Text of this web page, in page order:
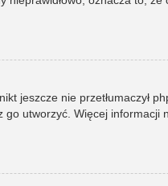
jeszcze nie przetłumaczył
utworzyć. Więcej